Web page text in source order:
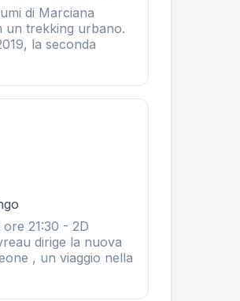
di Marciana
un trekking urbano.
la seconda
21:30 - 2D
dirige la nuova
, un viaggio nella